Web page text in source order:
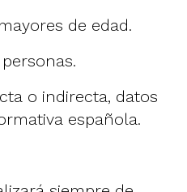
de edad.
o indirecta, datos
española.